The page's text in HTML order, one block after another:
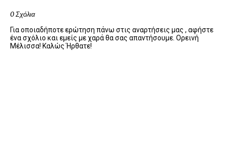
0 Σχόλια
Για οποιαδήποτε ερώτηση πάνω στις αναρτήσεις μας , αφήστε
ένα σχόλιο και εμείς με χαρά θα σας απαντήσουμε. Ορεινή
Μέλισσα! Καλώς Ήρθατε!